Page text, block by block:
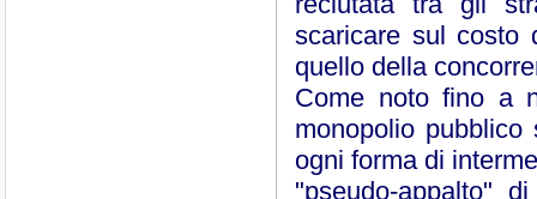
scaricare sul costo
quello della
Come noto fino a
monopolio
ogni forma di
"pseudo-appalto"